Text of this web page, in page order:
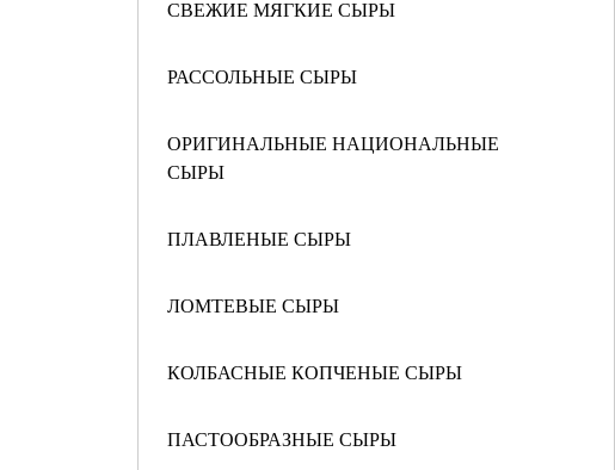
СВЕЖИЕ МЯГКИЕ СЫРЫ
РАССОЛЬНЫЕ СЫРЫ
ОРИГИНАЛЬНЫЕ НАЦИОНАЛЬНЫЕ
СЫРЫ
ПЛАВЛЕНЫЕ СЫРЫ
ЛОМТЕВЫЕ СЫРЫ
КОЛБАСНЫЕ КОПЧЕНЫЕ СЫРЫ
ПАСТООБРАЗНЫЕ СЫРЫ